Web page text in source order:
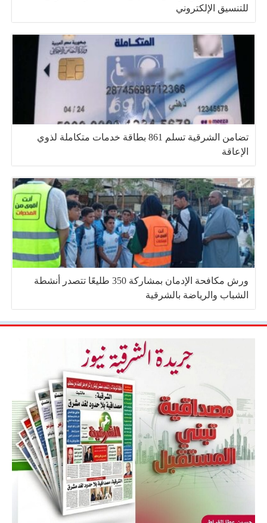
للتنسيق الإلكتروني
تضامن الشرقية تسلم 861 بطاقة خدمات متكاملة لذوي
الإعاقة
ورش مكافحة الإدمان بمشاركة 350 طليعًا تتصدر أنشطة
الشباب والرياضة بالشرقية